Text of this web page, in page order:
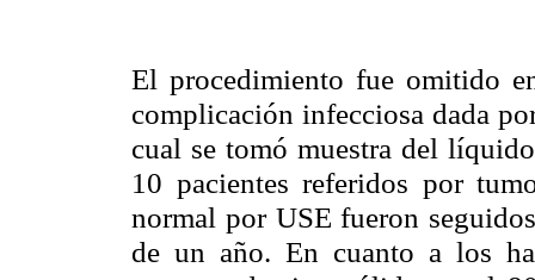
El procedimiento fue omitido
complicación infecciosa dada
cual se tomó muestra del
10 pacientes referidos por
normal por USE fueron
de un año. En cuanto a los